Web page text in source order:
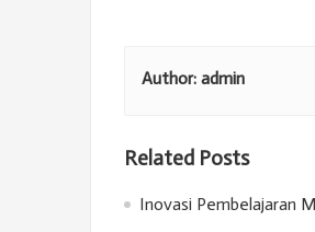
Author: admin
Related Posts
Inovasi Pembelajaran